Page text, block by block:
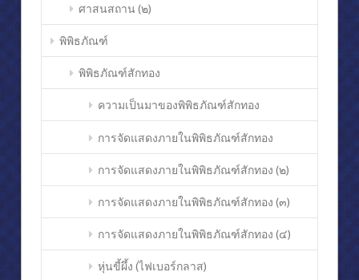
ศาสนสถาน (๒)
พิพิธภัณฑ์
พิพิธภัณฑ์สักทอง
ความเป็นมาของพิพิธภัณฑ์สักทอง
การจัดแสดงภายในพิพิธภัณฑ์สักทอง
การจัดแสดงภายในพิพิธภัณฑ์สักทอง (๒)
การจัดแสดงภายในพิพิธภัณฑ์สักทอง (๓)
การจัดแสดงภายในพิพิธภัณฑ์สักทอง (๔)
หุ่นขี้ผึ้ง (ไฟเบอร์กลาส)